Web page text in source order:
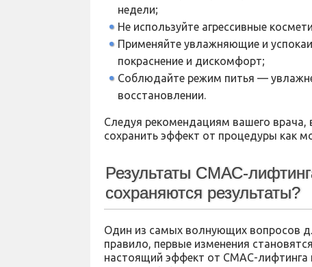
недели;
Не используйте агрессивные
Применяйте увлажняющие и
покраснение и дискомфорт;
Соблюдайте режим питья —
восстановлении.
Следуя рекомендациям вашего врача,
сохранить эффект от процедуры как
Результаты СМАС-
сохраняются результаты?
Один из самых волнующих вопросов
правило, первые изменения
настоящий эффект от СМАС-лифтинга